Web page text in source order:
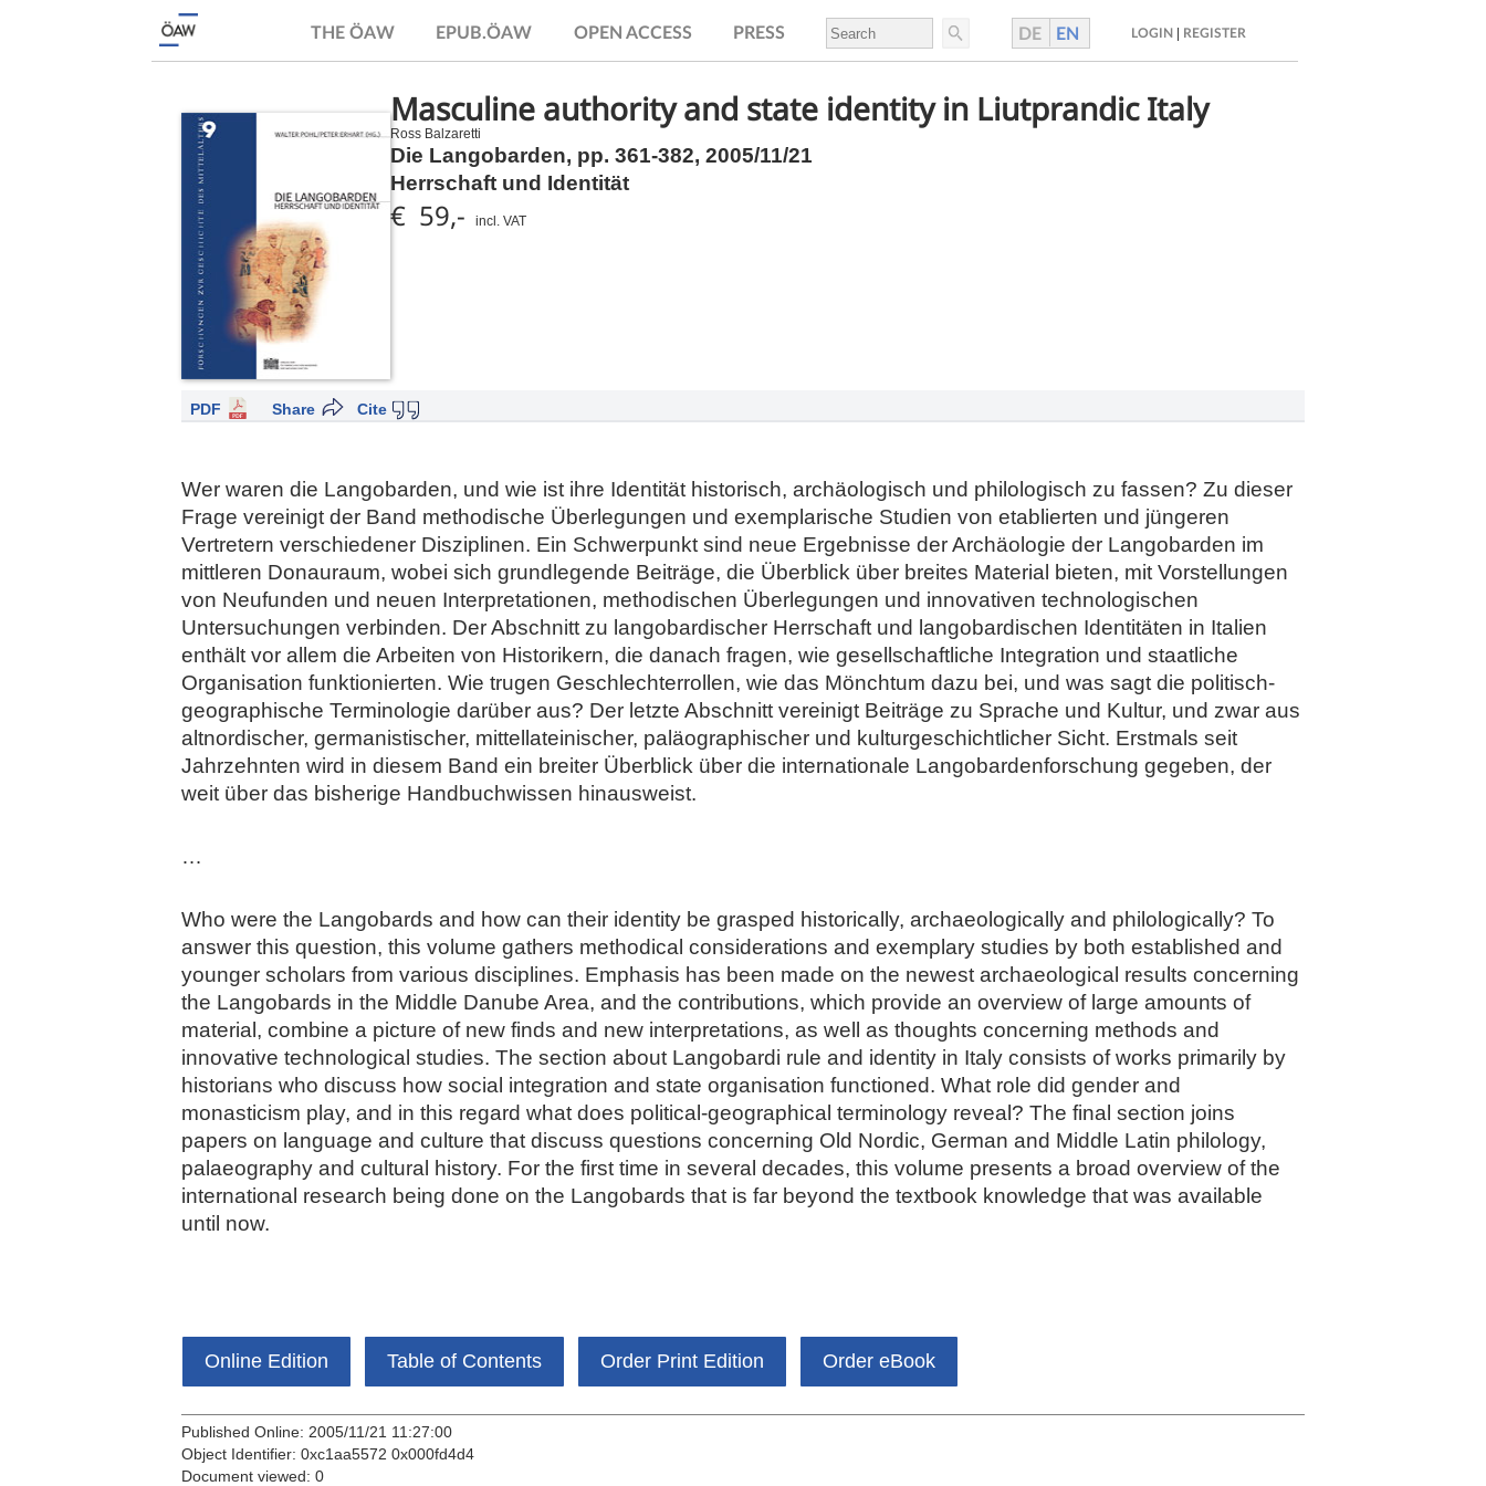
THE ÖAW EPUB.ÖAW OPEN ACCESS PRESS DE EN LOGIN REGISTER
Masculine authority and state identity in Liutprandic Italy
Ross Balzaretti
Die Langobarden, pp. 361-382, 2005/11/21
Herrschaft und Identität
€ 59,- incl. VAT
PDF Cite
Share
Wer waren die Langobarden, und wie ist ihre Identität historisch, archäologisch und philologisch zu fassen? Zu dieser
Frage vereinigt der Band methodische Überlegungen und exemplarische Studien von etablierten und jüngeren
Vertretern verschiedener Disziplinen. Ein Schwerpunkt sind neue Ergebnisse der Archäologie der Langobarden im
mittleren Donauraum, wobei sich grundlegende Beiträge, die Überblick über breites Material bieten, mit Vorstellungen
von Neufunden und neuen Interpretationen, methodischen Überlegungen und innovativen technologischen
Untersuchungen verbinden. Der Abschnitt zu langobardischer Herrschaft und langobardischen Identitäten in Italien
enthält vor allem die Arbeiten von Historikern, die danach fragen, wie gesellschaftliche Integration und staatliche
Organisation funktionierten. Wie trugen Geschlechterrollen, wie das Mönchtum dazu bei, und was sagt die politisch-
geographische Terminologie darüber aus? Der letzte Abschnitt vereinigt Beiträge zu Sprache und Kultur, und zwar aus
altnordischer, germanistischer, mittellateinischer, paläographischer und kulturgeschichtlicher Sicht. Erstmals seit
Jahrzehnten wird in diesem Band ein breiter Überblick über die internationale Langobardenforschung gegeben, der
weit über das bisherige Handbuchwissen hinausweist.
…
Who were the Langobards and how can their identity be grasped historically, archaeologically and philologically? To
answer this question, this volume gathers methodical considerations and exemplary studies by both established and
younger scholars from various disciplines. Emphasis has been made on the newest archaeological results concerning
the Langobards in the Middle Danube Area, and the contributions, which provide an overview of large amounts of
material, combine a picture of new finds and new interpretations, as well as thoughts concerning methods and
innovative technological studies. The section about Langobardi rule and identity in Italy consists of works primarily by
historians who discuss how social integration and state organisation functioned. What role did gender and
monasticism play, and in this regard what does political-geographical terminology reveal? The final section joins
papers on language and culture that discuss questions concerning Old Nordic, German and Middle Latin philology,
palaeography and cultural history. For the first time in several decades, this volume presents a broad overview of the
international research being done on the Langobards that is far beyond the textbook knowledge that was available
until now.
Online Edition Table of Contents Order Print Edition Order eBook
Published Online: 2005/11/21 11:27:00
Object Identifier: 0xc1aa5572 0x000fd4d4
Document viewed: 0